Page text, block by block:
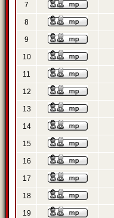
7
8
9
10
11
12
13
14
15
16
17
18
19